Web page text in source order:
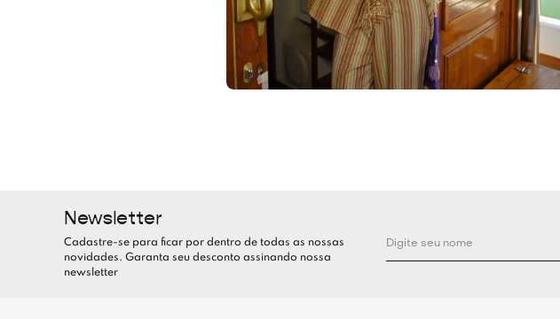
Newsletter
Cadastre-se para ficar por dentro de todas as nossas
novidades. Garanta seu desconto assinando nossa
newsletter